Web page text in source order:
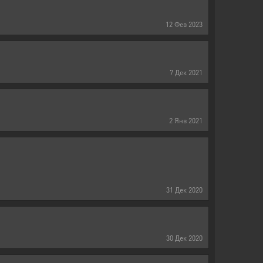
12 Фев 2023
7 Дек 2021
2 Янв 2021
31 Дек 2020
30 Дек 2020